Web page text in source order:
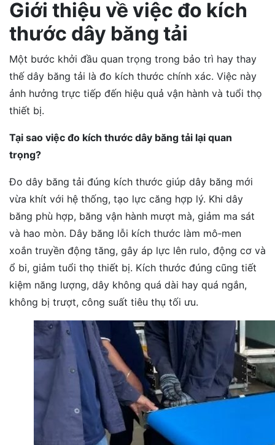
Giới thiệu về việc đo kích
thước dây băng tải
Một bước khởi đầu quan trọng trong bảo trì hay thay
thế dây băng tải là đo kích thước chính xác. Việc này
ảnh hưởng trực tiếp đến hiệu quả vận hành và tuổi thọ
thiết bị.
Tại sao việc đo kích thước dây băng tải lại quan
trọng?
Đo dây băng tải đúng kích thước giúp dây băng mới
vừa khít với hệ thống, tạo lực căng hợp lý. Khi dây
băng phù hợp, băng vận hành mượt mà, giảm ma sát
và hao mòn. Dây băng lỗi kích thước làm mô‑men
xoắn truyền động tăng, gây áp lực lên rulo, động cơ và
ổ bi, giảm tuổi thọ thiết bị. Kích thước đúng cũng tiết
kiệm năng lượng, dây không quá dài hay quá ngắn,
không bị trượt, công suất tiêu thụ tối ưu.